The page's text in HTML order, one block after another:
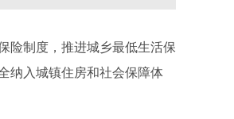
制度，推进城乡最低生活保
纳入城镇住房和社会保障体